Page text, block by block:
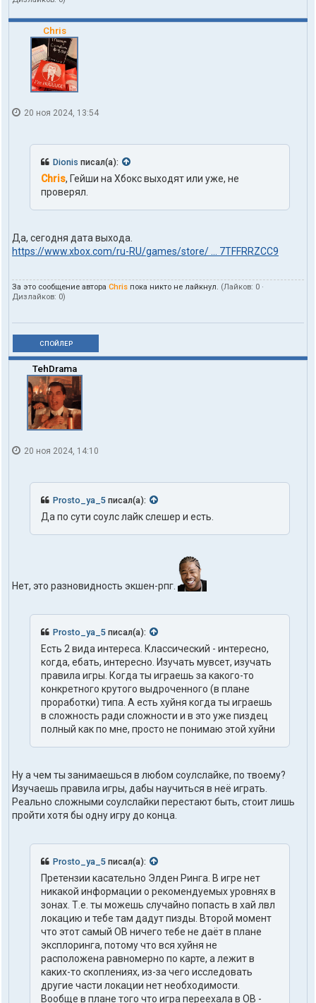
Chris
20 ноя 2024, 13:54
Dionis писал(а):
Chris, Гейши на Хбокс выходят или уже, не
проверял.
Да, сегодня дата выхода.
https://www.xbox.com/ru-RU/games/store/ ... 7TFFRRZCC9
За это сообщение автора Chris пока никто не лайкнул. (Лайков: 0 ·
Дизлайков: 0)
СПОЙЛЕР
TehDrama
20 ноя 2024, 14:10
Prosto_ya_5 писал(а):
Да по сути соулс лайк слешер и есть.
Нет, это разновидность экшен-рпг.
Prosto_ya_5 писал(а):
Есть 2 вида интереса. Классический - интересно,
когда, ебать, интересно. Изучать мувсет, изучать
правила игры. Когда ты играешь за какого-то
конкретного крутого выдроченного (в плане
проработки) типа. А есть хуйня когда ты играешь
в сложность ради сложности и в это уже пиздец
полный как по мне, просто не понимаю этой хуйни
Ну а чем ты занимаешься в любом соулслайке, по твоему?
Изучаешь правила игры, дабы научиться в неё играть.
Реально сложными соулслайки перестают быть, стоит лишь
пройти хотя бы одну игру до конца.
Prosto_ya_5 писал(а):
Претензии касательно Элден Ринга. В игре нет
никакой информации о рекомендуемых уровнях в
зонах. Т.е. ты можешь случайно попасть в хай лвл
локацию и тебе там дадут пизды. Второй момент
что этот самый ОВ ничего тебе не даёт в плане
эксплоринга, потому что вся хуйня не
расположена равномерно по карте, а лежит в
каких-то скоплениях, из-за чего исследовать
другие части локации нет необходимости.
Вообще в плане того что игра переехала в ОВ -